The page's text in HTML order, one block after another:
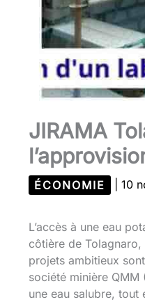
JIRAMA
ÉCONOMIE 10
L’accès à une eau
côtière de Tolagnaro,
projets ambitieux
société minière
une eau salubre, tout